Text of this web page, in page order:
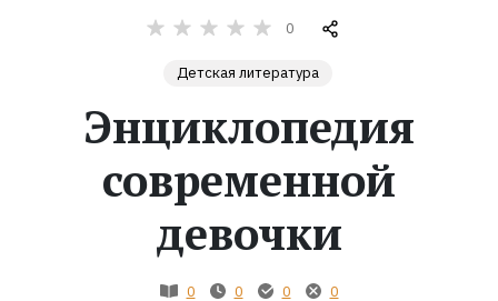
Экранизации
0
Детская литература
Энциклопедия
современной
девочки
0 0 0 0